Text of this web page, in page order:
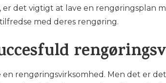
det vigtigt at lave en rengøringsplan
med deres rengøring.
rengøringsvirksomhed. Men det er